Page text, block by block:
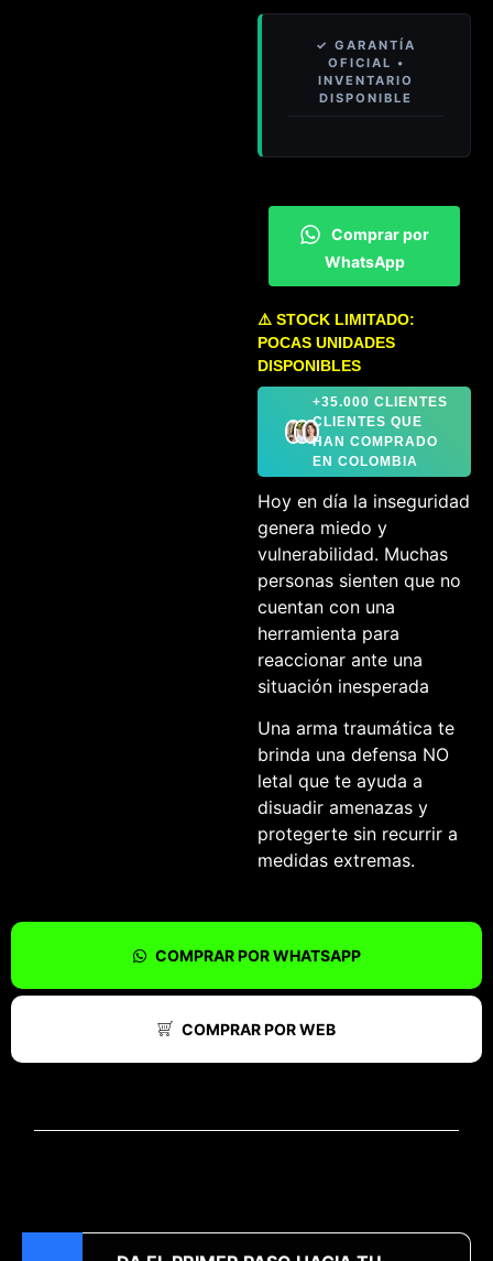
Comprar por
WhatsApp
⚠️ STOCK LIMITADO:
POCAS UNIDADES
DISPONIBLES
+35.000 CLIENTES
CLIENTES QUE
HAN COMPRADO
EN COLOMBIA
Hoy en día la inseguridad
genera miedo y
vulnerabilidad. Muchas
personas sienten que no
cuentan con una
herramienta para
reaccionar ante una
situación inesperada
Una arma traumática te
brinda una defensa NO
letal que te ayuda a
disuadir amenazas y
protegerte sin recurrir a
medidas extremas.
COMPRAR POR WHATSAPP
COMPRAR POR WEB